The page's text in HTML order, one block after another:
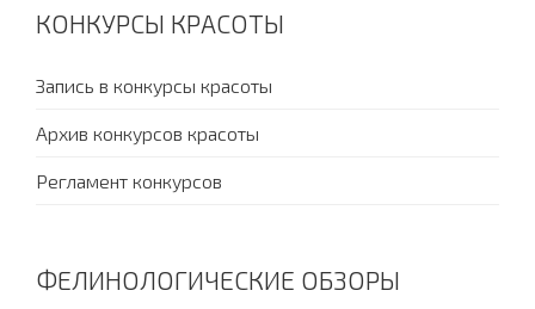
КОНКУРСЫ КРАСОТЫ
Запись в конкурсы красоты
Архив конкурсов красоты
Регламент конкурсов
ФЕЛИНОЛОГИЧЕСКИЕ ОБЗОРЫ